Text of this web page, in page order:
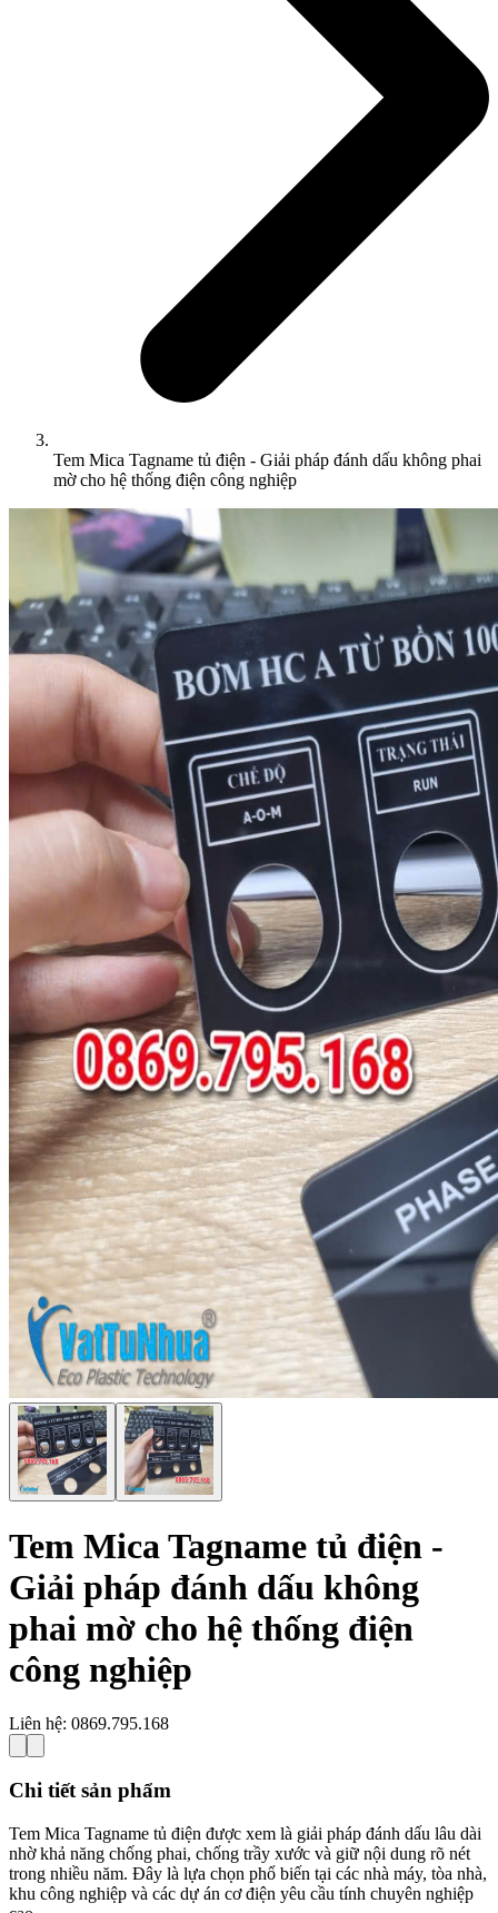
Tem Mica Tagname tủ điện - Giải pháp đánh dấu không phai
mờ cho hệ thống điện công nghiệp
Tem Mica Tagname tủ điện -
Giải pháp đánh dấu không
phai mờ cho hệ thống điện
công nghiệp
Liên hệ: 0869.795.168
Chi tiết sản phẩm
Tem Mica Tagname tủ điện được xem là giải pháp đánh dấu lâu dài
nhờ khả năng chống phai, chống trầy xước và giữ nội dung rõ nét
trong nhiều năm. Đây là lựa chọn phổ biến tại các nhà máy, tòa nhà,
khu công nghiệp và các dự án cơ điện yêu cầu tính chuyên nghiệp